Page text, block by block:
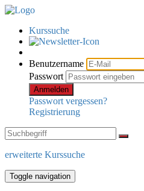
Kurssuche
Benutzername
Passwort
Anmelden
Passwort vergessen?
Registrierung
erweiterte Kurssuche
Toggle navigation